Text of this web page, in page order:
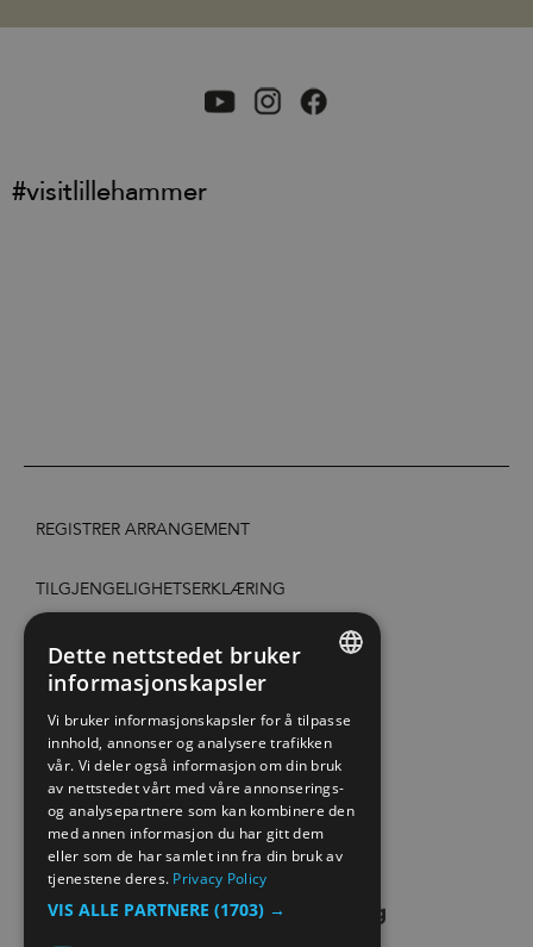
#visitlillehammer
REGISTRER ARRANGEMENT
TILGJENGELIGHETSERKLÆRING
PERSONVERN & COOKIES
EXTRANET
KONTAKT OSS
NORWEGIAN
GERMAN
Dette nettstedet bruker
informasjonskapsler
Vi bruker informasjonskapsler for å tilpasse
innhold, annonser og analysere trafikken
vår. Vi deler også informasjon om din bruk
av nettstedet vårt med våre annonserings-
og analysepartnere som kan kombinere den
med annen informasjon du har gitt dem
eller som de har samlet inn fra din bruk av
tjenestene deres. Privacy Policy
VIS ALLE PARTNERE (1703) →